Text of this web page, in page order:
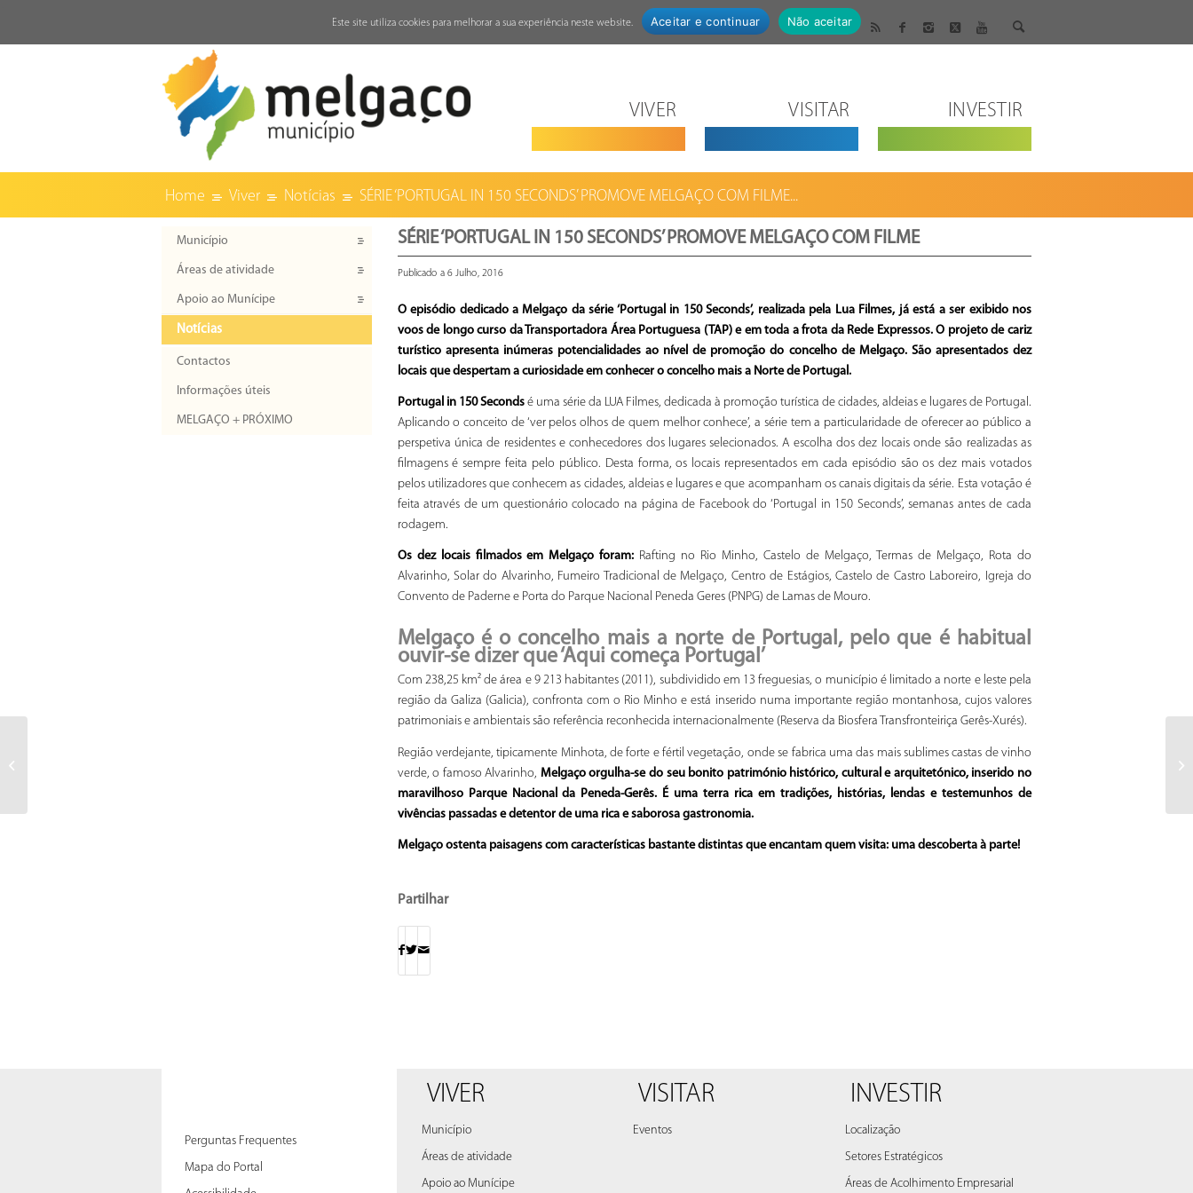
VIVER VISITAR INVESTIR
Home Viver Notícias SÉRIE ‘PORTUGAL IN 150 SECONDS’ PROMOVE MELGAÇO COM FILME...
SÉRIE ‘PORTUGAL IN 150 SECONDS’ PROMOVE MELGAÇO COM FILME
Publicado a 6 Julho, 2016
O episódio dedicado a Melgaço da série ‘Portugal in 150 Seconds’, realizada pela Lua Filmes, já está a ser exibido nos
voos de longo curso da Transportadora Área Portuguesa (TAP) e em toda a frota da Rede Expressos. O projeto de cariz
turístico apresenta inúmeras potencialidades ao nível de promoção do concelho de Melgaço. São apresentados dez
locais que despertam a curiosidade em conhecer o concelho mais a Norte de Portugal.
Portugal in 150 Secondsé uma série da LUA Filmes, dedicada à promoção turística de cidades, aldeias e lugares de Portugal.
Aplicando o conceito de ‘ver pelos olhos de quem melhor conhece’, a série tem a particularidade de oferecer ao público a
perspetiva única de residentes e conhecedores dos lugares selecionados. A escolha dos dez locais onde são realizadas as
filmagens é sempre feita pelo público. Desta forma, os locais representados em cada episódio são os dez mais votados
pelos utilizadores que conhecem as cidades, aldeias e lugares e que acompanham os canais digitais da série. Esta votação é
feita através de um questionário colocado na página de Facebook do ‘Portugal in 150 Seconds’, semanas antes de cada
rodagem.
Os dez locais filmados em Melgaço foram: Rafting no Rio Minho, Castelo de Melgaço, Termas de Melgaço, Rota do
Alvarinho, Solar do Alvarinho, Fumeiro Tradicional de Melgaço, Centro de Estágios, Castelo de Castro Laboreiro, Igreja do
Convento de Paderne e Porta do Parque Nacional Peneda Geres (PNPG) de Lamas de Mouro.
Melgaço é o concelho mais a norte de Portugal, pelo que é habitual
ouvir-se dizer que ‘Aqui começa Portugal’
Com 238,25 km² de área e 9 213 habitantes (2011), subdividido em 13 freguesias, o município é limitado a norte e leste pela
região da Galiza (Galicia), confronta com o Rio Minho e está inserido numa importante região montanhosa, cujos valores
patrimoniais e ambientais são referência reconhecida internacionalmente (Reserva da Biosfera Transfronteiriça Gerês-Xurés).
Região verdejante, tipicamente Minhota, de forte e fértil vegetação, onde se fabrica uma das mais sublimes castas de vinho
verde, o famoso Alvarinho, Melgaço orgulha-se do seu bonito património histórico, cultural e arquitetónico, inserido no
maravilhoso Parque Nacional da Peneda-Gerês. É uma terra rica em tradições, histórias, lendas e testemunhos de
vivências passadas e detentor de uma rica e saborosa gastronomia.
Melgaço ostenta paisagens com características bastante distintas que encantam quem visita: uma descoberta à parte!
Partilhar
Município
Áreas de atividade
Apoio ao Munícipe
Notícias
Contactos
Informações úteis
MELGAÇO + PRÓXIMO
Perguntas Frequentes
Mapa do Portal
VIVER
Município
Áreas de atividade
Apoio ao Munícipe
VISITAR
Eventos
INVESTIR
Localização
Setores Estratégicos
Áreas de Acolhimento Empresarial
Este site utiliza cookies para melhorar a sua experiência neste website. Aceitar e continuar Não aceitar